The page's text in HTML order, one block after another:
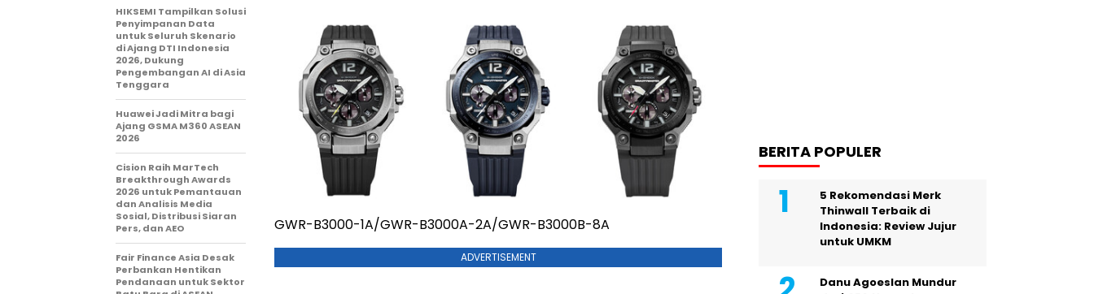
GWR-B3000-1A/GWR-B3000A-2A/GWR-B3000B-8A
ADVERTISEMENT
HIKSEMI Tampilkan Solusi
Penyimpanan Data
untuk Seluruh Skenario
di Ajang DTI Indonesia
2026, Dukung
Pengembangan AI di Asia
Tenggara
Huawei Jadi Mitra bagi
Ajang GSMA M360 ASEAN
2026
Cision Raih MarTech
Breakthrough Awards
2026 untuk Pemantauan
dan Analisis Media
Sosial, Distribusi Siaran
Pers, dan AEO
Fair Finance Asia Desak
Perbankan Hentikan
Pendanaan untuk Sektor
BERITA POPULER
5 Rekomendasi Merk
Thinwall Terbaik di
Indonesia: Review Jujur
untuk UMKM
Danu Agoeslan Mundur